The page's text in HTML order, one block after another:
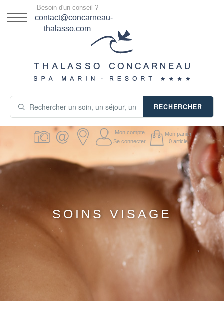
DESTINATION
SÉJOURS THALASSO
PRODUITS COSMÉTIQUES
GUIDE CADEAUX
Besoin d'un conseil ?
contact@concarneau-
thalasso.com
RECHERCHER
Mon compte
Se connecter
Mon panier
0 article
SOINS VISAGE